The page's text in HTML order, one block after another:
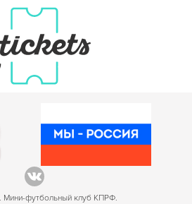
Мини-футбольный клуб КПРФ.